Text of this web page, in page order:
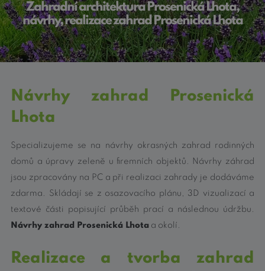
Zahradní architektura Prosenická Lhota,
návrhy, realizace zahrad Prosenická Lhota
Návrhy zahrad Prosenická
Lhota
Specializujeme se na návrhy okrasných zahrad rodinných
domů a úpravy zeleně u firemních objektů. Návrhy záhrad
jsou zpracovány na PC a při realizaci zahrady je dodáváme
zdarma. Skládají se z osazovacího plánu, 3D vizualizací a
textové části popisující průběh prací a následnou údržbu.
Návrhy zahrad Prosenická Lhota a okolí.
Realizace a tvorba zahrad